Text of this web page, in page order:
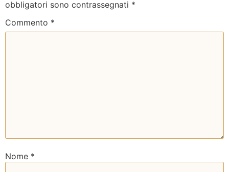
obbligatori sono contrassegnati *
Commento *
Nome *